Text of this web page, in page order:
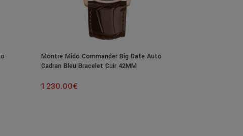
Montre Mido Commander Big Date Auto
Cadran Bleu Bracelet Cuir 42MM
1 230.00€